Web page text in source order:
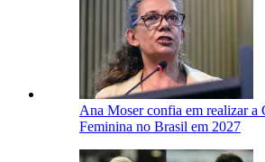
Ana Moser confia em realizar a
Feminina no Brasil em 2027